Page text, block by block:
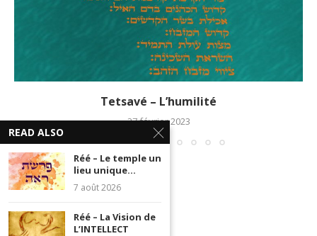
Tetsavé – L’humilité
27 février 2023
READ ALSO
Réé – Le temple un
lieu unique...
7 août 2026
Réé – La Vision de
L’INTELLECT